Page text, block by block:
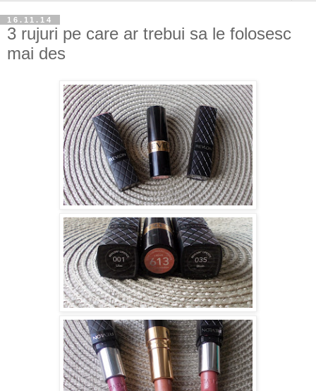
16.11.14
3 rujuri pe care ar trebui sa le folosesc
mai des